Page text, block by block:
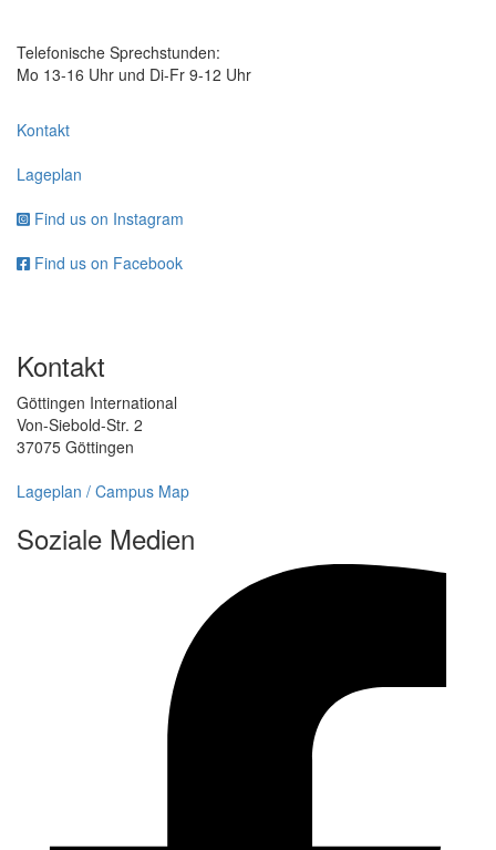
Telefonische Sprechstunden:
Mo 13-16 Uhr und Di-Fr 9-12 Uhr
Kontakt
Lageplan
Find us on Instagram
Find us on Facebook
Kontakt
Göttingen International
Von-Siebold-Str. 2
37075 Göttingen
Lageplan / Campus Map
Soziale Medien